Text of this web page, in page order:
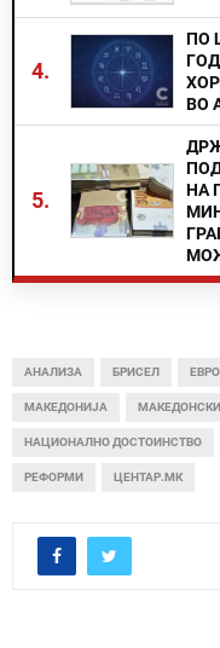
4.
ПО
ВО
5.
НА
АНАЛИЗА БРИСЕЛ
МАКЕДОНИЈА
НАЦИОНАЛНО ДОСТОИНСТВО
РЕФОРМИ ЦЕНТАР.МК